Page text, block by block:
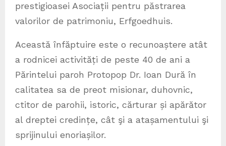
prestigioasei Asociații pentru păstrarea
valorilor de patrimoniu, Erfgoedhuis.
Această înfăptuire este o recunoaștere atât
a rodnicei activități de peste 40 de ani a
Părintelui paroh Protopop Dr. Ioan Dură în
calitatea sa de preot misionar, duhovnic,
ctitor de parohii, istoric, cărturar și apărător
al dreptei credințe, cât şi a atașamentului şi
sprijinului enoriașilor.